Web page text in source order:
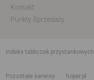
Kontakt
Punkty Sprzedaży
indeks tabliczek przystankowych
Pozostałe serwisy
hoper.pl